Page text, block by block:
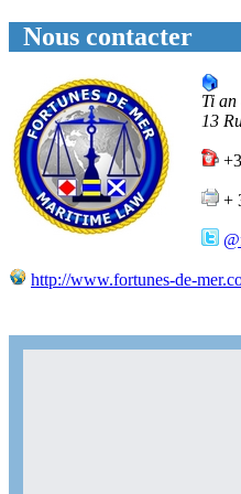
Nous contacter
Ti
13
+
http://www.fortunes-de-